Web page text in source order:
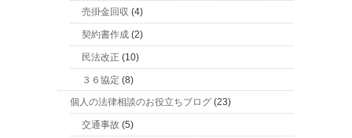
売掛金回収 (4)
契約書作成 (2)
民法改正 (10)
３６協定 (8)
個人の法律相談のお役立ちブログ (23)
交通事故 (5)